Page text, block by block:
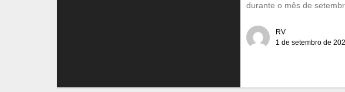
durante o mês de
RV
1 de setembro de